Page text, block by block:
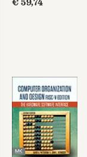
€ 59,74